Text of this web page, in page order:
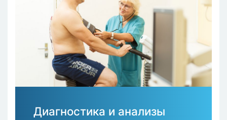
Диагностика и анализы